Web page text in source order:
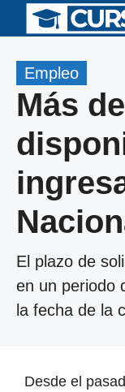
Saltar
Empleo
Más
El plazo de
en un periodo
la fecha de la
Desde el